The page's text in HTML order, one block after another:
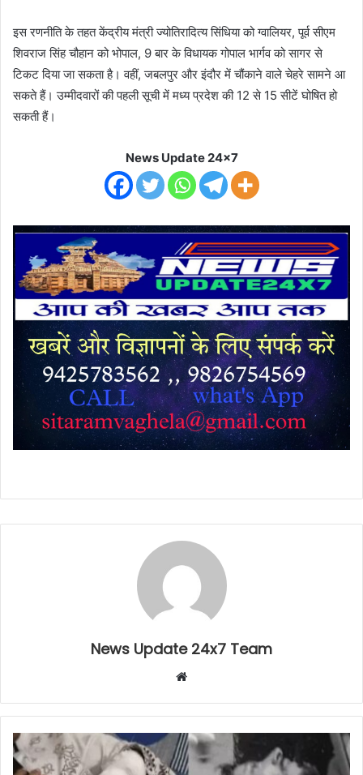
इस रणनीति के तहत केंद्रीय मंत्री ज्योतिरादित्य सिंधिया को ग्वालियर, पूर्व सीएम
शिवराज सिंह चौहान को भोपाल, 9 बार के विधायक गोपाल भार्गव को सागर से
टिकट दिया जा सकता है। वहीं, जबलपुर और इंदौर में चौंकाने वाले चेहरे सामने आ
सकते हैं। उम्मीदवारों की पहली सूची में मध्य प्रदेश की 12 से 15 सीटें घोषित हो
सकती हैं।
News Update 24x7
News Update 24x7 Team
Website